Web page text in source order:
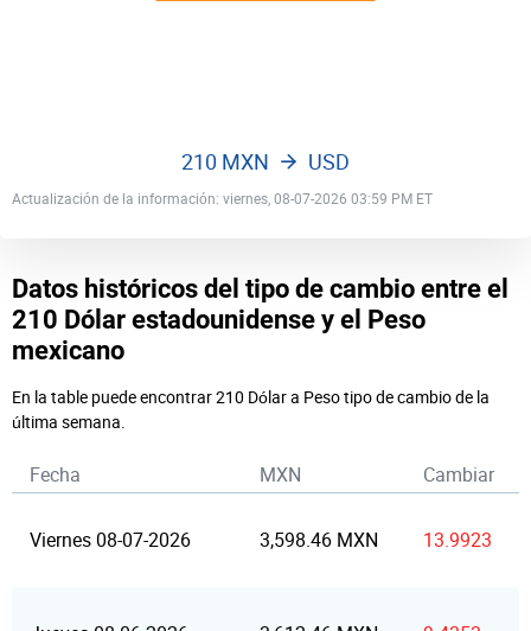
Actualización de la información: viernes, 08-07-2026 03:59 PM ET
210 MXN USD
Datos históricos del tipo de cambio entre el
210 Dólar estadounidense y el Peso
mexicano
En la table puede encontrar 210 Dólar a Peso tipo de cambio de la
última semana.
Fecha MXN Cambiar
Viernes 08-07-2026 3,598.46 MXN 13.9923